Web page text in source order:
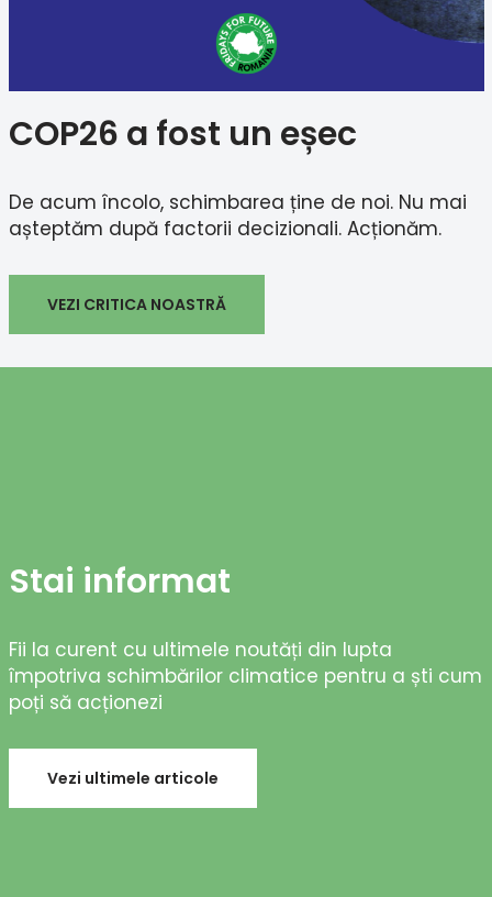
COP26 a fost un eșec
De acum încolo, schimbarea ține de noi. Nu mai
așteptăm după factorii decizionali. Acționăm.
VEZI CRITICA NOASTRĂ
Stai informat
Fii la curent cu ultimele noutăți din lupta
împotriva schimbărilor climatice pentru a ști cum
poți să acționezi
Vezi ultimele articole